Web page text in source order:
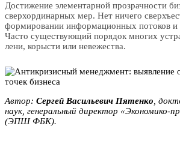
Достижение элементарной прозрачности
сверхординарных мер. Нет ничего
формировании информационных потоков и
Часто существующий порядок многих
лени, корысти или невежества.
Автор: Сергей Bacильeвич Пятeнкo,
наук, генеральный директор
(ЭПШ ФБК).